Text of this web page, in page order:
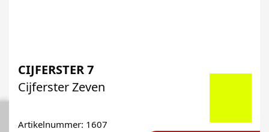
CIJFERSTER 7
Cijferster Zeven
Artikelnummer: 1607